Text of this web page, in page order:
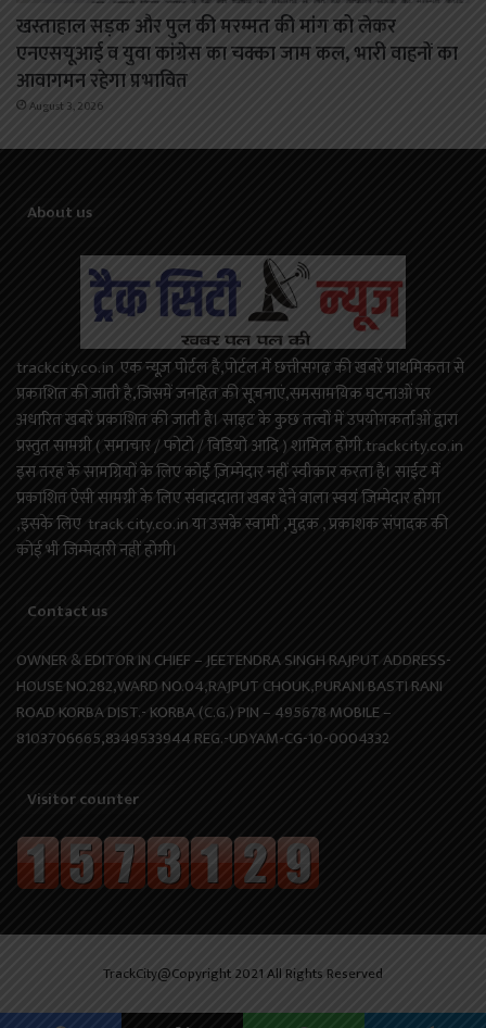
खस्ताहाल सड़क और पुल की मरम्मत की मांग को लेकर
एनएसयूआई व युवा कांग्रेस का चक्का जाम कल, भारी वाहनों का
आवागमन रहेगा प्रभावित
August 3, 2026
About us
trackcity.co.in एक न्यूज़ पोर्टल है,पोर्टल में छत्तीसगढ़ की खबरें प्राथमिकता से
प्रकाशित की जाती है,जिसमें जनहित की सूचनाएं,समसामयिक घटनाओं पर
अधारित खबरें प्रकाशित की जाती है। साइट के कुछ तत्वों में उपयोगकर्ताओं द्वारा
प्रस्तुत सामग्री ( समाचार / फोटो / विडियो आदि ) शामिल होगी.trackcity.co.in
इस तरह के सामग्रियों के लिए कोई ज़िम्मेदार नहीं स्वीकार करता है। साईट में
प्रकाशित ऐसी सामग्री के लिए संवाददाता खबर देने वाला स्वयं जिम्मेदार होगा
,इसके लिए track city.co.in या उसके स्वामी ,मुद्रक , प्रकाशक संपादक की
कोई भी जिम्मेदारी नहीं होगी।
Contact us
OWNER & EDITOR IN CHIEF – JEETENDRA SINGH RAJPUT ADDRESS-
HOUSE NO.282,WARD NO.04,RAJPUT CHOUK,PURANI BASTI RANI
ROAD KORBA DIST.- KORBA (C.G.) PIN – 495678 MOBILE –
8103706665,8349533944 REG.-UDYAM-CG-10-0004332
Visitor counter
TrackCity@Copyright 2021 All Rights Reserved